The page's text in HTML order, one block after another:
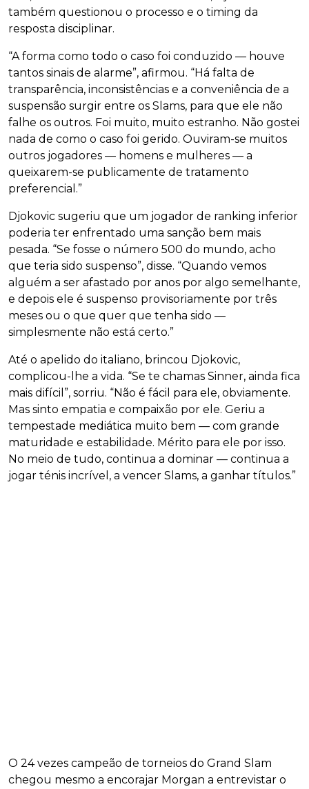
também questionou o processo e o timing da
resposta disciplinar.
“A forma como todo o caso foi conduzido — houve
tantos sinais de alarme”, afirmou. “Há falta de
transparência, inconsistências e a conveniência de a
suspensão surgir entre os Slams, para que ele não
falhe os outros. Foi muito, muito estranho. Não gostei
nada de como o caso foi gerido. Ouviram-se muitos
outros jogadores — homens e mulheres — a
queixarem-se publicamente de tratamento
preferencial.”
Djokovic sugeriu que um jogador de ranking inferior
poderia ter enfrentado uma sanção bem mais
pesada. “Se fosse o número 500 do mundo, acho
que teria sido suspenso”, disse. “Quando vemos
alguém a ser afastado por anos por algo semelhante,
e depois ele é suspenso provisoriamente por três
meses ou o que quer que tenha sido —
simplesmente não está certo.”
Até o apelido do italiano, brincou Djokovic,
complicou-lhe a vida. “Se te chamas Sinner, ainda fica
mais difícil”, sorriu. “Não é fácil para ele, obviamente.
Mas sinto empatia e compaixão por ele. Geriu a
tempestade mediática muito bem — com grande
maturidade e estabilidade. Mérito para ele por isso.
No meio de tudo, continua a dominar — continua a
jogar ténis incrível, a vencer Slams, a ganhar títulos.”
O 24 vezes campeão de torneios do Grand Slam
chegou mesmo a encorajar Morgan a entrevistar o